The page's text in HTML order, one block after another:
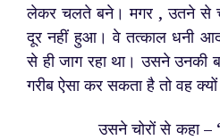
लेकर चलते बने। मगर , उतने से
दूर नहीं हुआ। वे तत्काल धनी
से ही जाग रहा था। उसने उनकी
गरीब ऐसा कर सकता है तो वह
उसने चोरों से कहा – ‘आप